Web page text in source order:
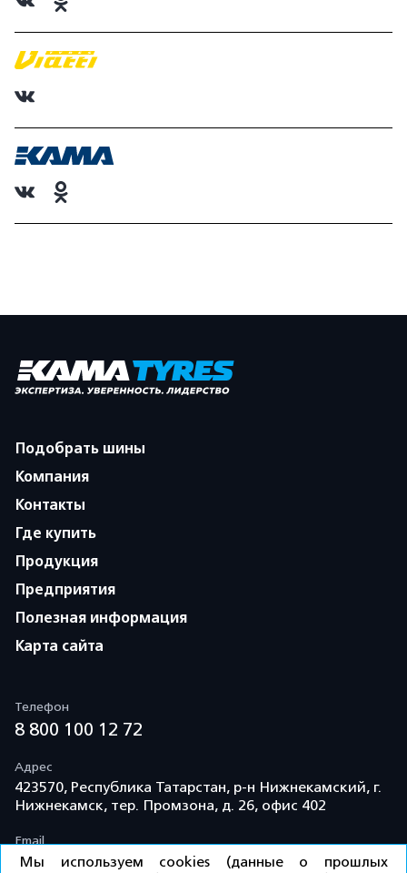
Подобрать шины
Компания
Контакты
Где купить
Продукция
Предприятия
Полезная информация
Карта сайта
Телефон
8 800 100 12 72
Адрес
423570, Республика Татарстан, р-н Нижнекамский, г.
Нижнекамск, тер. Промзона, д. 26, офис 402
Email
info@td-kama.com
Мы используем cookies (данные о прошлых